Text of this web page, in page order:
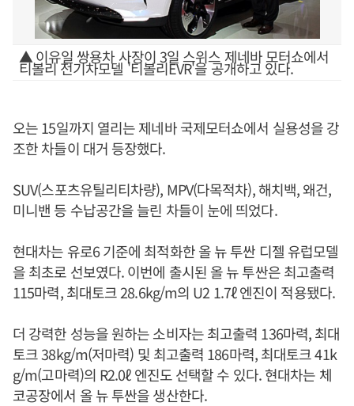
▲ 이유일 쌍용차 사장이 3일 스위스 제네바 모터쇼에서
티볼리 전기차모델 '티볼리EVR'을 공개하고 있다.
오는 15일까지 열리는 제네바 국제모터쇼에서 실용성을 강
조한 차들이 대거 등장했다.
SUV(스포츠유틸리티차량), MPV(다목적차), 해치백, 왜건,
미니밴 등 수납공간을 늘린 차들이 눈에 띄었다.
현대차는 유로6 기준에 최적화한 올 뉴 투싼 디젤 유럽모델
을 최초로 선보였다. 이번에 출시된 올 뉴 투싼은 최고출력
115마력, 최대토크 28.6kg/m의 U2 1.7ℓ 엔진이 적용됐다.
더 강력한 성능을 원하는 소비자는 최고출력 136마력, 최대
토크 38kg/m(저마력) 및 최고출력 186마력, 최대토크 41k
g/m(고마력)의 R2.0ℓ 엔진도 선택할 수 있다. 현대차는 체
코공장에서 올 뉴 투싼을 생산한다.